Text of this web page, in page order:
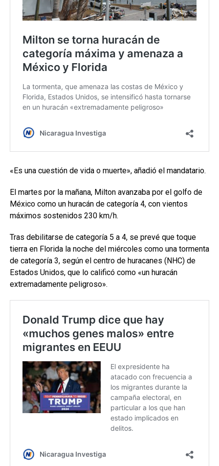
«Es una cuestión de vida o muerte», añadió el mandatario.
El martes por la mañana, Milton avanzaba por el golfo de
México como un huracán de categoría 4, con vientos
máximos sostenidos 230 km/h.
Tras debilitarse de categoría 5 a 4, se prevé que toque
tierra en Florida la noche del miércoles como una tormenta
de categoría 3, según el centro de huracanes (NHC) de
Estados Unidos, que lo calificó como «un huracán
extremadamente peligroso».